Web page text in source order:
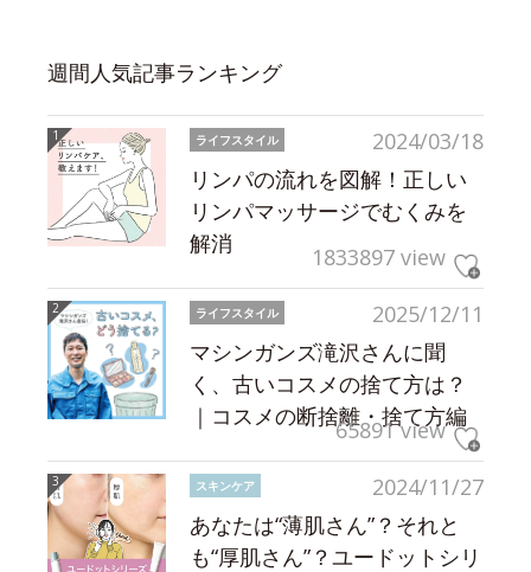
週間人気記事ランキング
2024/03/18
ライフスタイル
リンパの流れを図解！正しい
リンパマッサージでむくみを
解消
1833897 view
2025/12/11
ライフスタイル
マシンガンズ滝沢さんに聞
く、古いコスメの捨て方は？
｜コスメの断捨離・捨て方編
65891 view
2024/11/27
スキンケア
あなたは“薄肌さん”？それと
も“厚肌さん”？ユードットシリ